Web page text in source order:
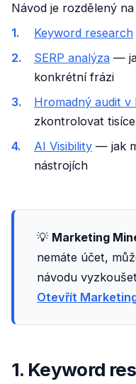
Návod je rozdělený
Keyword research
SERP analýza —
konkrétní frázi
Hromadný audit v
zkontrolovat
AI Visibility — jak
nástrojích
💡 Marketing
nemáte účet,
návodu
Otevřít
1. Keyword